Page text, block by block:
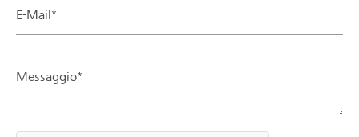
E-Mail*
Messaggio*